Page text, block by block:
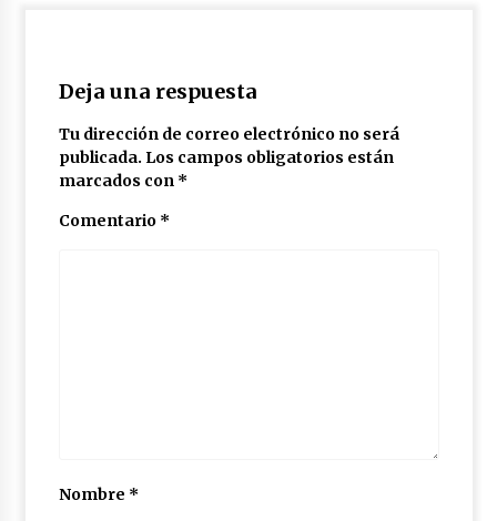
Deja una respuesta
Tu dirección de correo electrónico no será
publicada. Los campos obligatorios están
marcados con *
Comentario *
Nombre *